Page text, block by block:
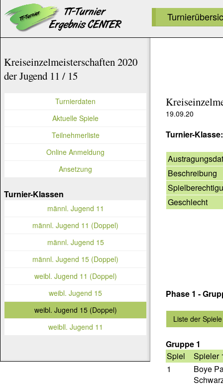
19.09.20
Turnier-
Beschreibung
Geschlecht
Phase 1 -
Liste der Spiele
Gruppe 1
Spiel
Spieler
1
Boye
Kreiseinzelmeisterschaften 2020
der Jugend 11 / 15
Turnierdaten
Aktuelle Spiele
Teilnehmerliste
Online Anmeldung
Ansetzung
Turnier-Klassen
männl. Jugend 11
männl. Jugend 11 (Doppel)
männl. Jugend 15
männl. Jugend 15 (Doppel)
weibl. Jugend 11 (Doppel)
weibl. Jugend 15
weibl. Jugend 15 (Doppel)
weibll. Jugend 11